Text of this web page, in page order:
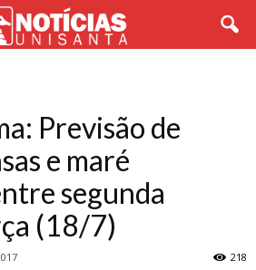
Previsão de
e maré
segunda
(18/7)
218